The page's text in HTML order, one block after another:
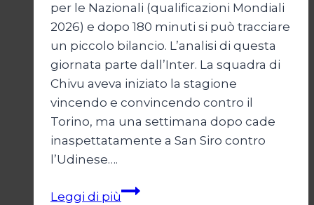
per le Nazionali (qualificazioni Mondiali
2026) e dopo 180 minuti si può tracciare
un piccolo bilancio. L’analisi di questa
giornata parte dall’Inter. La squadra di
Chivu aveva iniziato la stagione
vincendo e convincendo contro il
Torino, ma una settimana dopo cade
inaspettatamente a San Siro contro
l’Udinese….
Leggi di piùCampionato: